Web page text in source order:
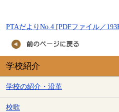
学校紹介
学校の紹介・沿革
校歌
PTAだよりNo.4 [PDFファイル／